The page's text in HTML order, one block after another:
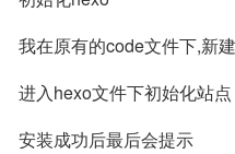
我在原有的code文件下,新
进入hexo文件下初始化站点
安装成功后最后会提示